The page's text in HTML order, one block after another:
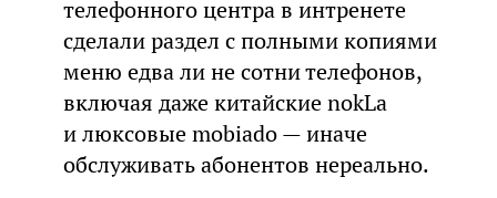
телефонного центра в интренете
сделали раздел с полными копиями
меню едва ли не сотни телефонов,
включая даже китайские nokLa
и люксовые mobiado — иначе
обслуживать абонентов нереально.